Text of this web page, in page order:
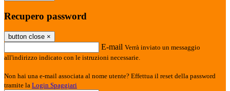
Recupero password
button close ×
E-mail Verrà inviato un messaggio
all'indirizzo indicato con le istruzioni necessarie.
Non hai una e-mail associata al nome utente? Effettua il reset della password
tramite la Login Spaggiari